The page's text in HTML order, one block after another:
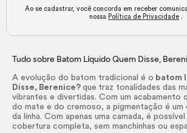
Ao se cadastrar, você concorda em receber
nossa Política de Privacidade .
Tudo sobre Batom Líquido Quem Disse,
A evolução do batom tradicional é o batom
Disse, Berenice?que traz tonalidades das
vibrantes e divertidas. Com um acabamento
do mate e do cremoso, a pigmentação é
da linha. Com apenas uma camada, é
cobertura completa, sem manchinhas ou